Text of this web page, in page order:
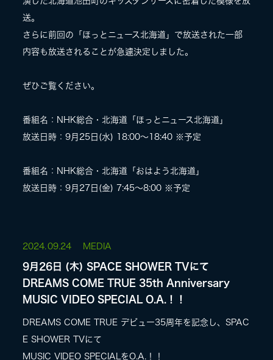
送。
さらに前回の「ほっとニュース北海道」で放送された一部
内容も放送されることが急遽決定しました。
ぜひご覧ください。
番組名：NHK総合・北海道「ほっとニュース北海道」
放送日時：9月25日(水) 18:00〜18:40 ※予定
番組名：NHK総合・北海道「おはよう北海道」
放送日時：9月27日(金) 7:45～8:00 ※予定
2024. 09.24 MEDIA
9月26日 (木) SPACE SHOWER TVにて
DREAMS COME TRUE 35th Anniversary
MUSIC VIDEO SPECIAL O.A.！！
DREAMS COME TRUE デビュー35周年を記念し、SPAC
E SHOWER TVにて
MUSIC VIDEO SPECIALをO.A.！！